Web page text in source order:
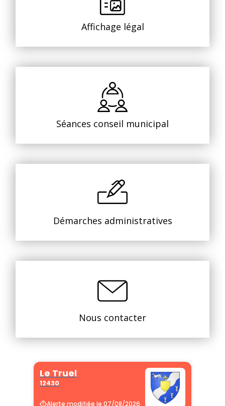
Affichage légal
Séances conseil municipal
Démarches administratives
Nous contacter